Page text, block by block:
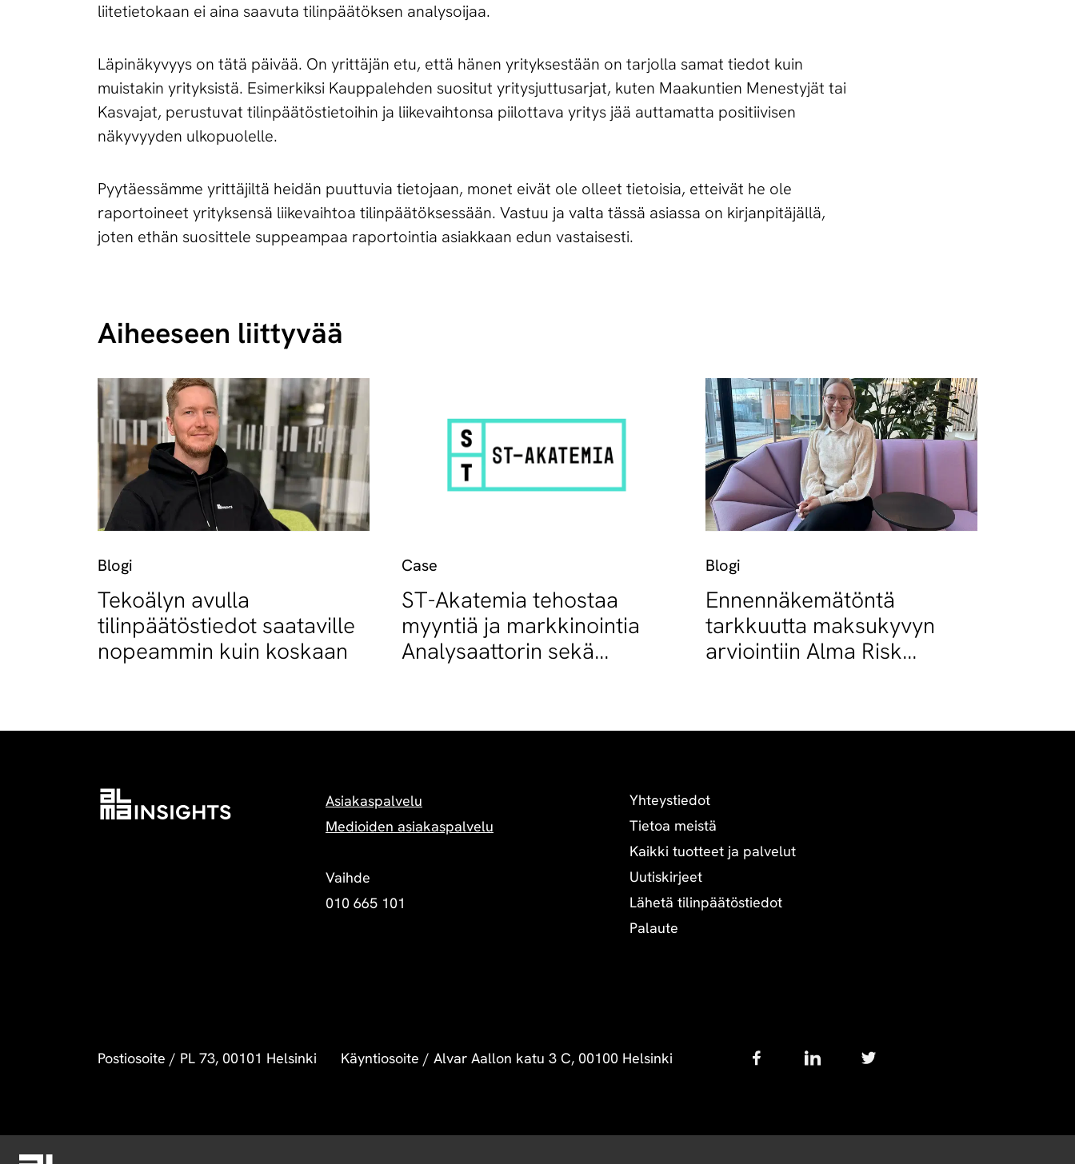
liitetietokaan ei aina saavuta tilinpäätöksen analysoijaa.
Läpinäkyvyys on tätä päivää. On yrittäjän etu, että hänen yrityksestään on tarjolla samat tiedot kuin
muistakin yrityksistä. Esimerkiksi Kauppalehden suositut yritysjuttusarjat, kuten Maakuntien Menestyjät tai
Kasvajat, perustuvat tilinpäätöstietoihin ja liikevaihtonsa piilottava yritys jää auttamatta positiivisen
näkyvyyden ulkopuolelle.
Pyytäessämme yrittäjiltä heidän puuttuvia tietojaan, monet eivät ole olleet tietoisia, etteivät he ole
raportoineet yrityksensä liikevaihtoa tilinpäätöksessään. Vastuu ja valta tässä asiassa on kirjanpitäjällä,
joten ethän suosittele suppeampaa raportointia asiakkaan edun vastaisesti.
Aiheeseen liittyvää
Blogi
Tekoälyn avulla
tilinpäätöstiedot saataville
nopeammin kuin koskaan
Case
ST-Akatemia tehostaa
myyntiä ja markkinointia
Analysaattorin sekä
Blogi
Ennennäkemätöntä
tarkkuutta maksukyvyn
arviointiin Alma Risk
Asiakaspalvelu
Medioiden asiakaspalvelu
Vaihde
010 665 101
Yhteystiedot
Tietoa meistä
Kaikki tuotteet ja palvelut
Uutiskirjeet
Lähetä tilinpäätöstiedot
Palaute
Postiosoite / PL 73, 00101 Helsinki Käyntiosoite / Alvar Aallon katu 3 C, 00100 Helsinki
Follow